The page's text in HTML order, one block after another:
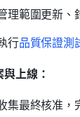
理範圍更新、
行品質保證測
上線：
集最終核准，